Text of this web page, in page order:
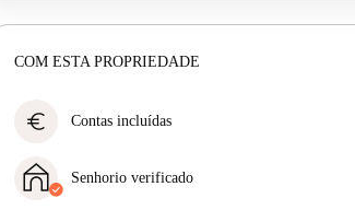
COM ESTA PROPRIEDADE
euro Contas incluídas
incluídas. A renda e as contas estão todas incluídas
para uma experiência sem preocupações
Senhorio verificado